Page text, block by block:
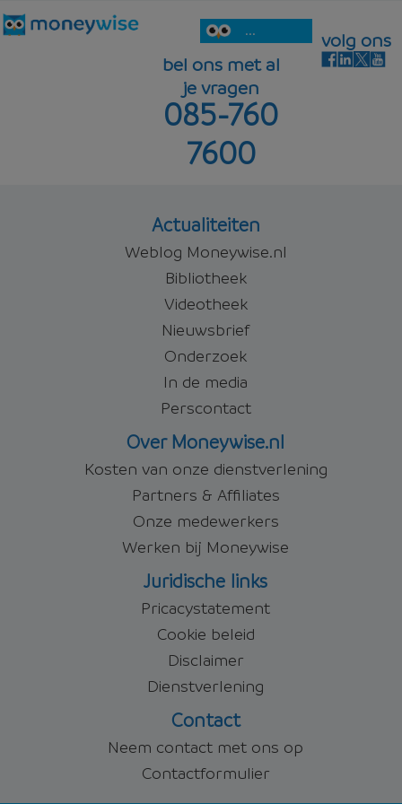
...
bel ons met al
je vragen
085-760
7600
volg ons
Actualiteiten
Weblog Moneywise.nl
Bibliotheek
Videotheek
Nieuwsbrief
Onderzoek
In de media
Perscontact
Over Moneywise.nl
Kosten van onze dienstverlening
Partners & Affiliates
Onze medewerkers
Werken bij Moneywise
Juridische links
Pricacystatement
Cookie beleid
Disclaimer
Dienstverlening
Contact
Neem contact met ons op
Contactformulier